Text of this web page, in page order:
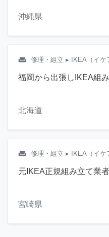
沖縄県
weekend 修理・組立 ▸ IKEA（イケ
福岡から出張しIKEA組み
北海道
weekend 修理・組立 ▸ IKEA（イケ
元IKEA正規組み立て業
宮崎県